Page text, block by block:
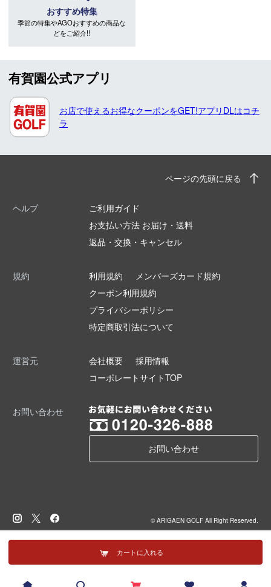
カートに入れる
おすすめ特集
季節の特集やAGOおすすめの商品な
どをご紹介!!
有賀園公式アプリ
お店で使えるお得なクーポンをGET!アプリDLはコチ
ラ
ページの先頭に戻る
ヘルプ
ご利用ガイド
お支払い方法 お届け・送料
返品・交換・キャンセル
規約 利用規約
メンバーズカード規約
クーポン利用規約
プライバシーポリシー
特定商取引法について
運営元 会社概要
採用情報
コーポレートサイトTOP
お問い合わせ
お問い合わせ
© ARIGAEN GOLF All Right Reserved.